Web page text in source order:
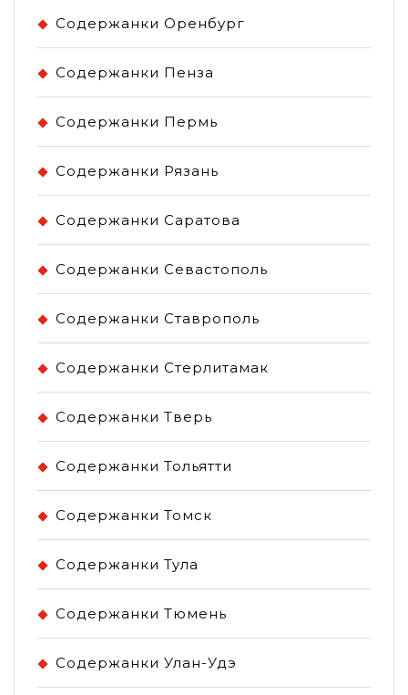
Содержанки Оренбург
Содержанки Пенза
Содержанки Пермь
Содержанки Рязань
Содержанки Саратова
Содержанки Севастополь
Содержанки Ставрополь
Содержанки Стерлитамак
Содержанки Тверь
Содержанки Тольятти
Содержанки Томск
Содержанки Тула
Содержанки Тюмень
Содержанки Улан-Удэ